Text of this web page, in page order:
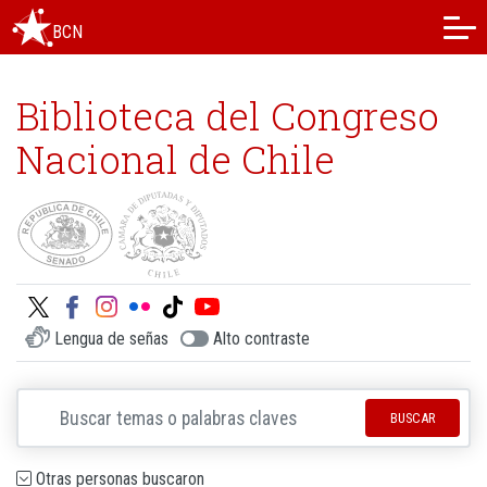
BCN
Biblioteca del Congreso
Nacional de Chile
Lengua de señas Alto contraste
BUSCAR
Otras personas buscaron